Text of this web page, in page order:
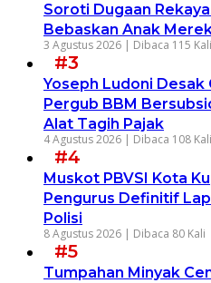
Soroti Dugaan
Bebaskan Anak
3 Agustus 2026 | Dibaca 115 Kali
#3
Yoseph Ludoni
Pergub BBM
Alat Tagih Pajak
4 Agustus 2026 | Dibaca 108 Kali
#4
Muskot PBVSI Kota
Pengurus Definitif
Polisi
8 Agustus 2026 | Dibaca 80 Kali
#5
Tumpahan Minyak